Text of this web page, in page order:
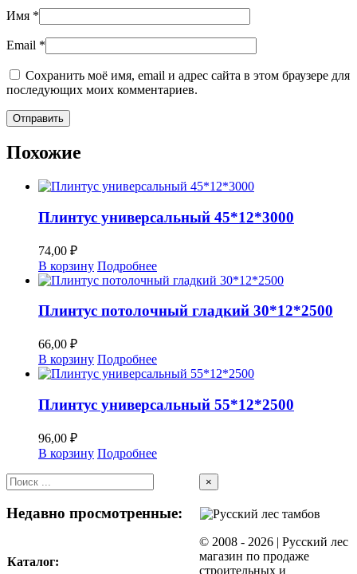
Имя *
Email *
Сохранить моё имя, email и адрес сайта в этом браузере для
последующих моих комментариев.
Похожие
Плинтус универсальный 45*12*3000
74,00 ₽
В корзину Подробнее
Плинтус потолочный гладкий 30*12*2500
66,00 ₽
В корзину Подробнее
Плинтус универсальный 55*12*2500
96,00 ₽
В корзину Подробнее
Недавно просмотренные:
Каталог:
Close
product
quick
view
×
© 2008 - 2026 | Русский лес
магазин по продаже
строительных и